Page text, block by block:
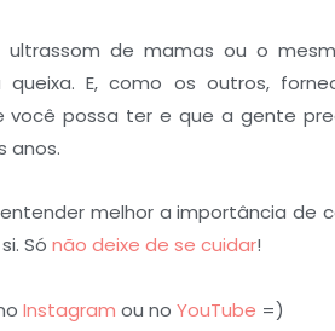
ultrassom de mamas ou o
E, como os outros,
você possa ter e que a gente
anos.
melhor a importância de
Só não deixe de se cuidar!
Instagram ou no YouTube =)